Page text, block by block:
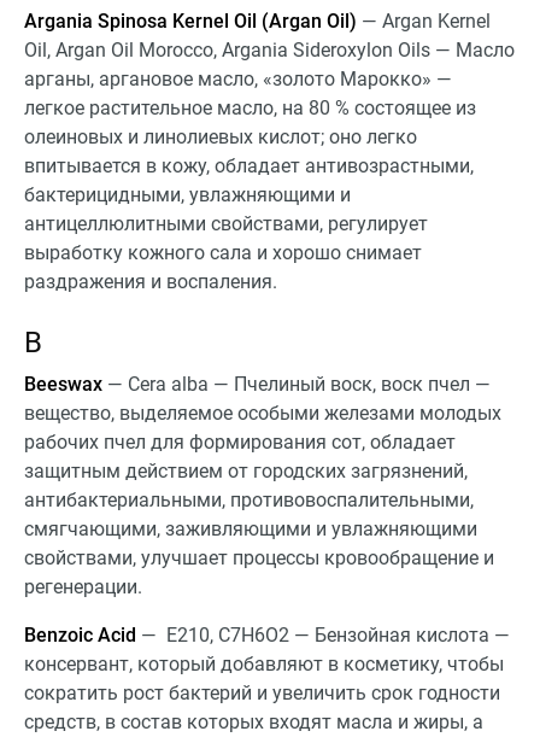
Argania Spinosa Kernel Oil (Argan Oil) — Argan Kernel
Oil, Argan Oil Morocco, Argania Sideroxylon Oils — Масло
арганы, аргановое масло, «‎золото Марокко» —
легкое растительное масло, на 80 % состоящее из
олеиновых и линолиевых кислот; оно легко
впитывается в кожу, обладает антивозрастными,
бактерицидными, увлажняющими и
антицеллюлитными свойствами, регулирует
выработку кожного сала и хорошо снимает
раздражения и воспаления.
B
Beeswax — Cera alba — Пчелиный воск, воск пчел —
вещество, выделяемое особыми железами молодых
рабочих пчел для формирования сот, обладает
защитным действием от городских загрязнений,
антибактериальными, противовоспалительными,
смягчающими, заживляющими и увлажняющими
свойствами, улучшает процессы кровообращение и
регенерации.
Benzoic Acid — Е210, C7H6O2 — Бензойная кислота —
консервант, который добавляют в косметику, чтобы
сократить рост бактерий и увеличить срок годности
средств, в состав которых входят масла и жиры, а